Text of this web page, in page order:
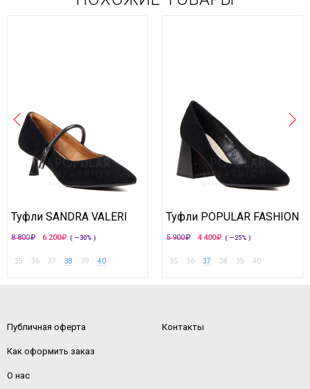
Туфли SANDRA VALERI
8 800 6 200 ( —30% )
35 36 37 38 39 40
Туфли POPULAR FASHION
5 900 4 400 ( —25% )
35 36 37 38 39 40
Публичная оферта
Как оформить заказ
О нас
Контакты